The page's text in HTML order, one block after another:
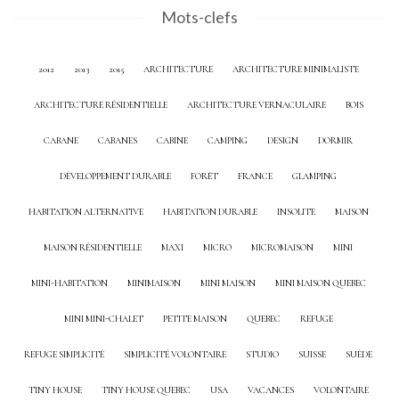
Mots-clefs
2012 2013 2015 ARCHITECTURE ARCHITECTURE MINIMALISTE
ARCHITECTURE RÉSIDENTIELLE ARCHITECTURE VERNACULAIRE BOIS
CABANE CABANES CABINE CAMPING DESIGN DORMIR
DÉVELOPPEMENT DURABLE FORÊT FRANCE GLAMPING
HABITATION ALTERNATIVE HABITATION DURABLE INSOLITE MAISON
MAISON RÉSIDENTIELLE MAXI MICRO MICROMAISON MINI
MINI-HABITATION MINIMAISON MINI MAISON MINI MAISON QUEBEC
MINI MINI-CHALET PETITE MAISON QUEBEC REFUGE
REFUGE SIMPLICITÉ SIMPLICITÉ VOLONTAIRE STUDIO SUISSE SUÈDE
TINY HOUSE TINY HOUSE QUEBEC USA VACANCES VOLONTAIRE